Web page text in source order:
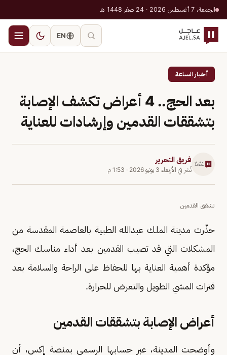
الجمعة، 7 أغسطس 2026 · 24 صفر 1448 هـ
EN
أخبار الساعة
بعد الحج.. 4 أعراض تكشف الإصابة
بتشققات القدمين وإرشادات للعناية
فريق التحرير
نُشر في الأربعاء 3 يونيو 2026 · 1:53 م
تشقق القدمين
حذّرت مدينة الملك عبدالله الطبية بالعاصمة المقدسة من
المشكلات التي قد تصيب القدمين بعد أداء مناسك الحج،
مؤكدة أهمية العناية بها للحفاظ على الراحة والسلامة بعد
فترات المشي الطويل والتعرض للحرارة.
أعراض الإصابة بتشققات القدمين
وأوضحت المدينة، عبر حسابها الرسمي بمنصة إكس، أن